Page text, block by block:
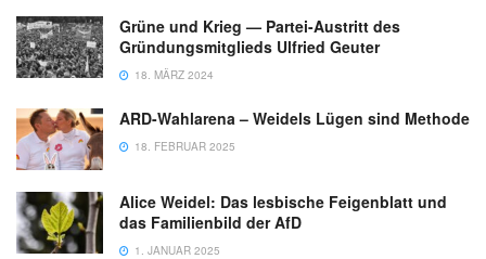
Grüne und Krieg — Partei-Austritt des
Gründungsmitglieds Ulfried Geuter
18. MÄRZ 2024
ARD-Wahlarena – Weidels Lügen sind Methode
18. FEBRUAR 2025
Alice Weidel: Das lesbische Feigenblatt und
das Familienbild der AfD
1. JANUAR 2025